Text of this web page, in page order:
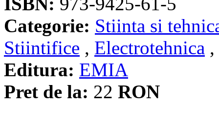
Categorie: Stiinta si
Stiintifice , Electrotehnica ,
Editura: EMIA
Pret de la: 22 RON